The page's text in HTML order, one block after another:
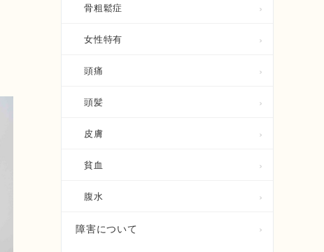
骨粗鬆症
女性特有
頭痛
頭髪
皮膚
貧血
腹水
障害について